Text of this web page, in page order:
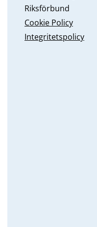
Riksförbund
Cookie Policy
Integritetspolicy